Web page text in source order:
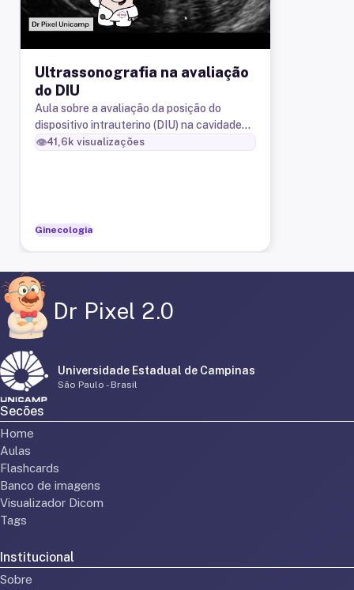
Ultrassonografia na avaliação
do DIU
Aula sobre a avaliação da posição do
dispositivo intrauterino (DIU) na cavidade
uterina
👁️41,6k visualizações
Ginecologia
Dr Pixel 2.0
Universidade Estadual de Campinas
São Paulo - Brasil
Secões
Home
Aulas
Flashcards
Banco de imagens
Visualizador Dicom
Tags
Institucional
Sobre